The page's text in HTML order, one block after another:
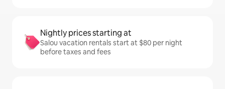
Nightly prices starting at
Salou vacation rentals start at $80 per night
before taxes and fees